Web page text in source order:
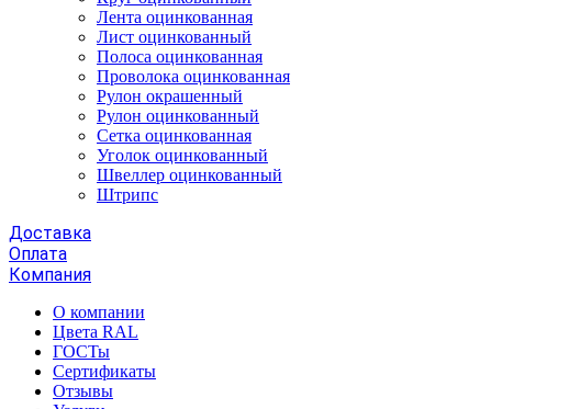
Лента оцинкованная
Лист оцинкованный
Полоса оцинкованная
Проволока оцинкованная
Рулон окрашенный
Рулон оцинкованный
Сетка оцинкованная
Уголок оцинкованный
Швеллер оцинкованный
Штрипс
Доставка
Оплата
Компания
О компании
Цвета RAL
ГОСТы
Сертификаты
Отзывы